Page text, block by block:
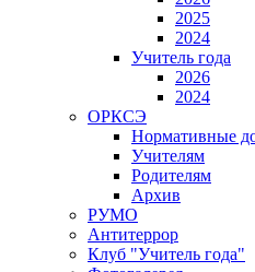
2025
2024
Учитель года
2026
2024
ОРКСЭ
Нормативные
Учителям
Родителям
Архив
РУМО
Антитеррор
Клуб "Учитель года"